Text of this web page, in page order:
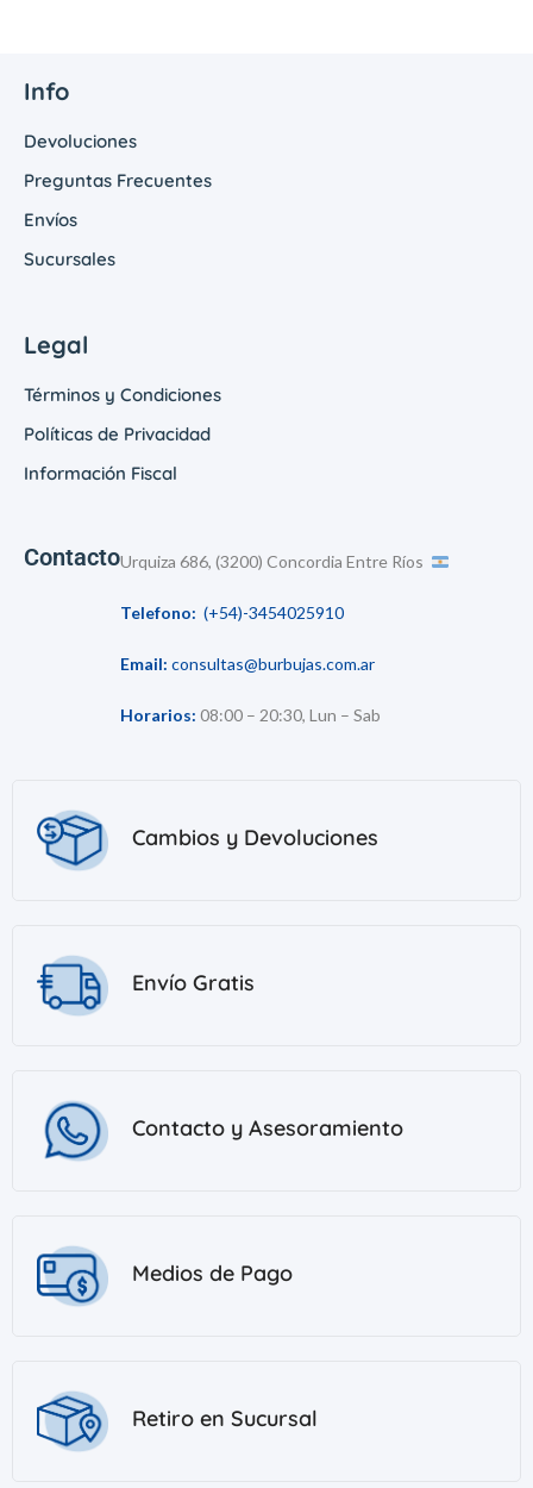
Info
Devoluciones
Preguntas Frecuentes
Envíos
Sucursales
Legal
Términos y Condiciones
Políticas de Privacidad
Información Fiscal
ContactoUrquiza 686, (3200) Concordia Entre Ríos
Telefono: (+54)-3454025910
Email: consultas@burbujas.com.ar
Horarios: 08:00 – 20:30, Lun – Sab
Cambios y Devoluciones
Envío Gratis
Contacto y Asesoramiento
Medios de Pago
Retiro en Sucursal